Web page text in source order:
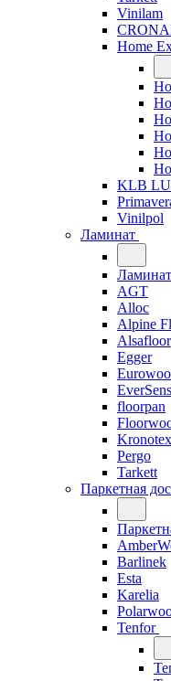
Vinilam
Home
KLB
Vinilpol
Ламинат
Ламинат
AGT
Alloc
Alpine
Alsafloor
Egger
floorpan
Kronotex
Pergo
Tarkett
Паркетная
Barlinek
Esta
Karelia
Tenfor